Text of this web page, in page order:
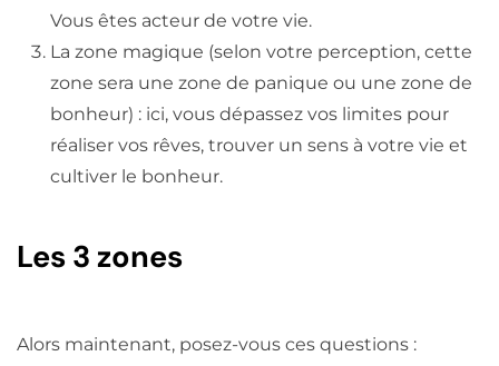
Vous êtes acteur de votre vie.
La zone magique (selon votre perception, cette
zone sera une zone de panique ou une zone de
bonheur) : ici, vous dépassez vos limites pour
réaliser vos rêves, trouver un sens à votre vie et
cultiver le bonheur.
Les 3 zones
Alors maintenant, posez-vous ces questions :